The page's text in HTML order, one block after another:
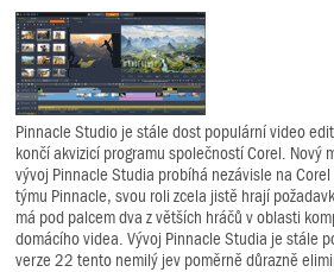
Pinnacle Studio je stále dost populární video
končí akvizicí programu společností Corel. Nový
vývoj Pinnacle Studia probíhá nezávisle na
týmu Pinnacle, svou roli zcela jistě hrají
má pod palcem dva z větších hráčů v oblasti
domácího videa. Vývoj Pinnacle Studia je stále
verze 22 tento nemilý jev poměrně důrazně